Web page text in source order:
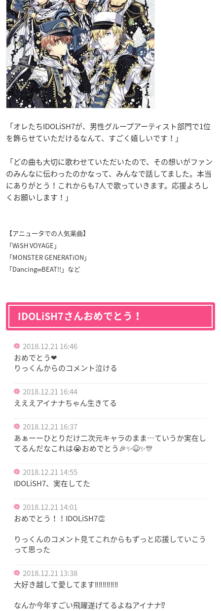
「オレたちIDOLiSH7が、男性グループアーティスト部門で1位
を飾らせていただけるなんて、すごく嬉しいです！」
「どの曲も大切に歌わせていただいたので、その想いがファン
のみんなに伝わったのかなって、みんなで話してました。本当
にありがとう！これからも7人で歌っていきます。応援よろし
くお願いします！」
【アニュータでの人気楽曲】
「WiSH VOYAGE」
「MONSTER GENERATiON」
「Dancing∞BEAT!!」など
IDOLiSH7さんおめでとう！
2018.12.21 16:46
おめでとう❤
りっくんからのコメント泣ける
2018.12.21 16:44
えええアイナナちゃん生きてる
2018.12.21 16:37
あぁーーひとりだけ二次元キャラのまま…ていうか実在し
てるんだなこれは😭おめでとう🎉✨😆✨🎊
2018.12.21 14:55
IDOLiSH7、実在してた
2018.12.21 14:01
おめでとう！！IDOLiSH7👏
りっくんのコメント見てこれからもずっと応援していこう
って思った
2018.12.21 13:38
大好き越して愛してます‼︎‼︎‼︎‼︎‼︎‼︎
なんか今年すごい飛躍遂げてるよねアイナナ⁉︎